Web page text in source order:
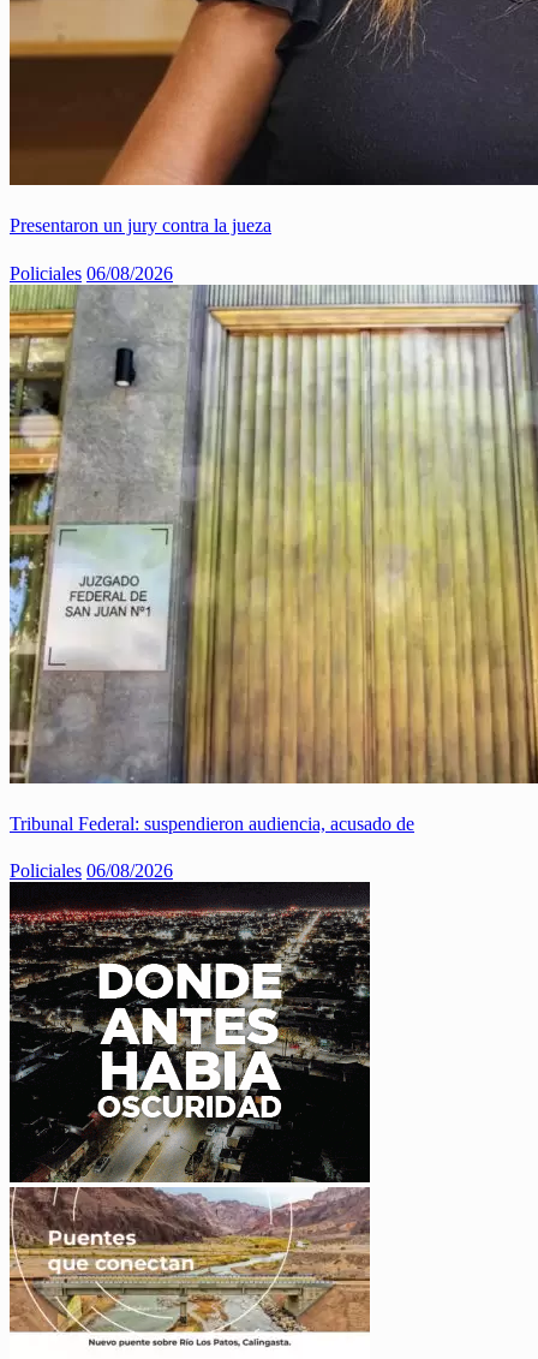
Presentaron un jury contra la jueza
Policiales 06/08/2026
Tribunal Federal: suspendieron audiencia, acusado de
Policiales 06/08/2026